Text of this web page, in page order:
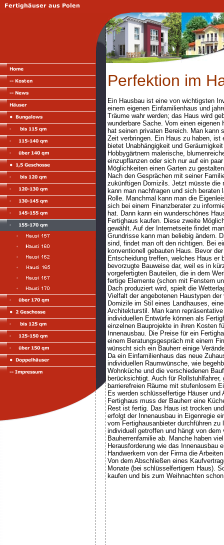
Perfektion im
Ein Hausbau ist eine von wichtigsten
einem eigenen Einfamilienhaus und
Träume wahr werden; das Haus wird
wunderbare Sache. Vom einen
hat seinen privaten Bereich. Man kann
Zeit verbringen. Ein Haus zu haben, ist
bietet Unabhängigkeit und
Hobbygärtnern malerische,
einzupflanzen oder sich nur auf ein
Möglichkeiten einen Garten zu
Nach den Gesprächen mit seiner
zukünftigen Domizils. Jetzt müsste die
kann man nachfragen und sich
Rolle. Manchmal kann man die
sich bei einem Finanzberater zu
hat. Dann kann ein wunderschönes
Fertighaus kaufen. Diese zweite
gewählt. Auf der Internetseite findet
Grundrisse kann man beliebig ändern.
sind, findet man oft den richtigen. Bei
konventionell gebauten Haus. Bevor
Entscheidung treffen, welches Haus
bevorzugte Bauweise dar, weil es in
vorgefertigten Bauteilen, die in dem
fertige Elemente (schon mit Fenstern
Dach produziert wird, spielt die
Vielfalt der angebotenen Haustypen
Domizile im Stil eines Landhauses,
Architekturstil. Man kann
individuellen Entwürfe können als
einzelnen Bauprojekte in ihren Kosten
Innenausbau. Die Preise für ein
einem Beratungsgespräch mit einem
wünscht sich ein Bauherr einige
Da ein Einfamilienhaus das neue
individuellen Raumwünsche, wie
Wohnküche und die verschiedenen
berücksichtigt. Auch für
barrierefreien Räume mit stufenlosem
Es werden schlüsselfertige Häuser
Fertighaus muss der Bauherr eine
Rest ist fertig. Das Haus ist trocken
erfolgt der Innenausbau in Eigenregie
vom Fertighausanbieter durchführen
individuell getroffen und hängt von
Bauherrenfamilie ab. Manche haben
Herausforderung wie das Innenausbau
Handwerkern von der Firma die
Von dem Abschließen eines
Monate (bei schlüsselfertigem Haus).
kaufen und bis zum Weihnachten